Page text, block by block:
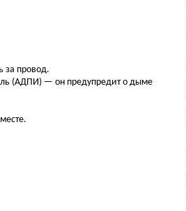
за провод.
(АДПИ) — он предупредит о дыме